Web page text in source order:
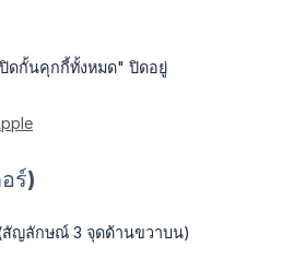
ดกั้นคุกกี้ทั้งหมด" ปิดอยู่
ร์)
สัญลักษณ์ 3 จุดด้านขวาบน)